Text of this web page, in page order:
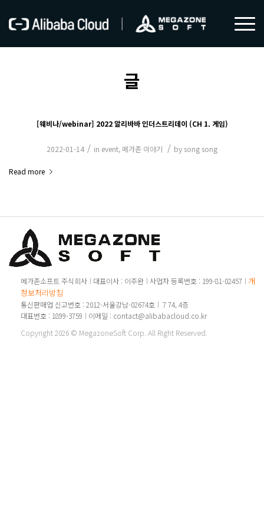
글
[웨비나/webinar] 2022 알리바바 인더스트리데이 (CH 1. 게임)
2022-01-14 / in event, 메가존 이야기 / by song song
Read more
메가존소프트 주식회사 대표이사 : 이주완 사업자 등록번호 : 199-81-02457
개인
정보처리방침
통신판매업 신고번호 : 2012-서울강남-02674호
7 74, 4층
대표번호 : 1899-3759
이메일 : contact@alibabacloud.co.kr
Copyright 2026 © MegazoneSoft Corp. All Right Reserved.